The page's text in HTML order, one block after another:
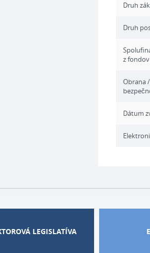
Druh
Druh
z fondov
Obrana /
Dátum
LEGISLATÍVA